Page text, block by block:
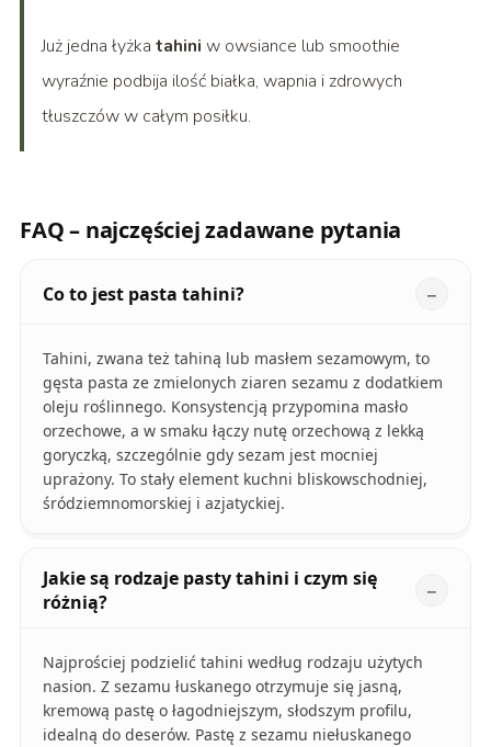
Już jedna łyżka tahini w owsiance lub smoothie
wyraźnie podbija ilość białka, wapnia i zdrowych
tłuszczów w całym posiłku.
FAQ – najczęściej zadawane pytania
Co to jest pasta tahini?
Tahini, zwana też tahiną lub masłem sezamowym, to
gęsta pasta ze zmielonych ziaren sezamu z dodatkiem
oleju roślinnego. Konsystencją przypomina masło
orzechowe, a w smaku łączy nutę orzechową z lekką
goryczką, szczególnie gdy sezam jest mocniej
uprażony. To stały element kuchni bliskowschodniej,
śródziemnomorskiej i azjatyckiej.
Jakie są rodzaje pasty tahini i czym się
różnią?
Najprościej podzielić tahini według rodzaju użytych
nasion. Z sezamu łuskanego otrzymuje się jasną,
kremową pastę o łagodniejszym, słodszym profilu,
idealną do deserów. Pastę z sezamu niełuskanego